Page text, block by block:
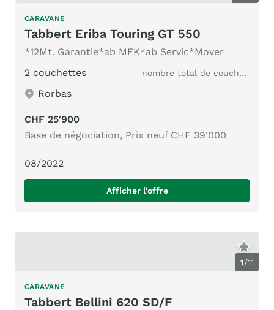
CARAVANE
Tabbert Eriba Touring GT 550
*12Mt. Garantie*ab MFK*ab Servic*Mover
2 couchettes
nombre total de couchages
Rorbas
CHF 25'900
Base de négociation, Prix neuf CHF 39'000
08/2022
Afficher l'offre
1/11
CARAVANE
Tabbert Bellini 620 SD/F